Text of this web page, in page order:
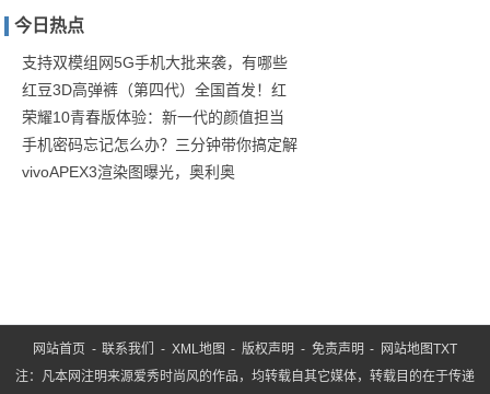
叠
穿
都
合
适
的
今日热点
支持双模组网5G手机大批来袭，有哪些
红豆3D高弹裤（第四代）全国首发！红
荣耀10青春版体验：新一代的颜值担当
手机密码忘记怎么办？三分钟带你搞定解
vivoAPEX3渲染图曝光，奥利奥
网站首页 -联系我们 - XML地图 -版权声明 - 免责声明 - 网站地图TXT
注：凡本网注明来源爱秀时尚风的作品，均转载自其它媒体，转载目的在于传递